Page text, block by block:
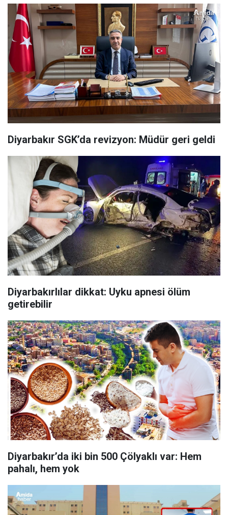
Diyarbakır SGK’da revizyon: Müdür geri geldi
Diyarbakırlılar dikkat: Uyku apnesi ölüm
getirebilir
Diyarbakır’da iki bin 500 Çölyaklı var: Hem
pahalı, hem yok